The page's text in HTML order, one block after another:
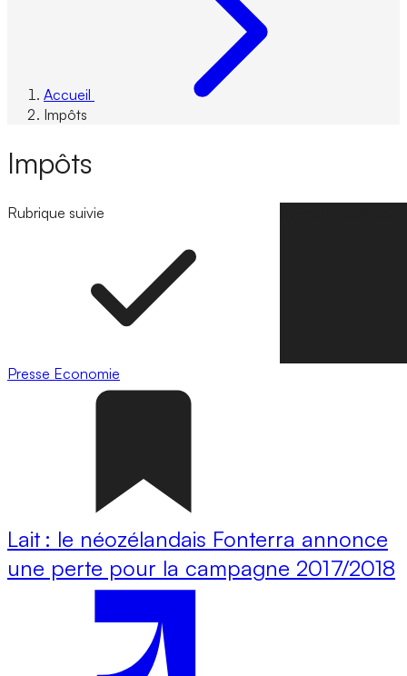
Accueil
Impôts
Impôts
Rubrique suivie
Presse Economie
Lait : le néozélandais Fonterra annonce
une perte pour la campagne 2017/2018